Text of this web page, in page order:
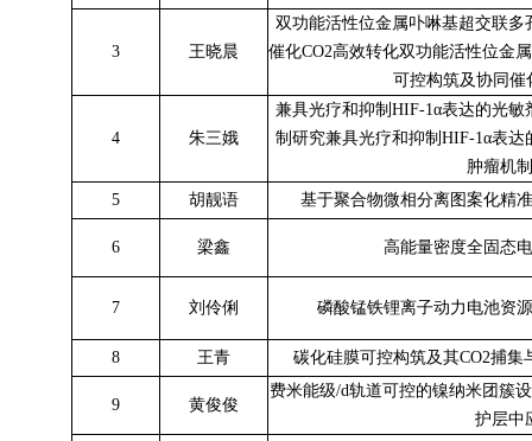
3 王晓晨
双功能活性位金属卟啉基超交联
催化CO2高效转化双功能活性位金
可控构筑及协同催
4 朱三娥
兼具光疗和抑制HIF-1α表达的光
制研究兼具光疗和抑制HIF-1α表
肿瘤机
5
胡靓语 基于聚合物微相分离图案化精
6 梁鑫 高能量密度全固态
7 刘伶俐 磷酸锰铁锂离子动力电池资
8 王青 碳化硅膜可控构筑及其CO2捕
9 黄俊俊
费米能级/d轨道可控的镍纳米团簇
护层中